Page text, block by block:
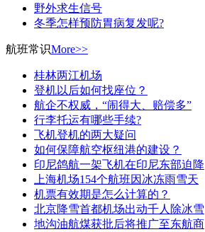
野外求生信号
冬季怎样预防胃病复发呢?
航班常识More>>
桂林两江机场
登机以后如何找座位？
航企不权威，“闹得大、赔偿多”
行李托运有哪些手续?
飞机登机的两大疑问
如何保障航空枢纽港的建设？
印尼鸽航一架飞机在印尼东部迫降
上海机场154个航班因冰冻雨雪天
机票有效期是怎么计算的？
北京降雪首都机场出动千人除冰雪
地沟油航煤获批后将推广至东航商